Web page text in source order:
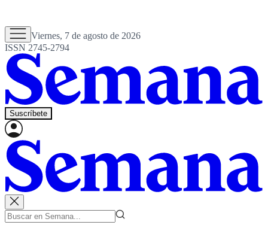
Viernes, 7 de agosto de 2026
ISSN 2745-2794
Suscríbete